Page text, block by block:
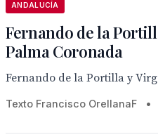
ANDALUCÍA
Fernando de la
Palma Coronada
Fernando de la Portilla y
Texto Francisco OrellanaF •